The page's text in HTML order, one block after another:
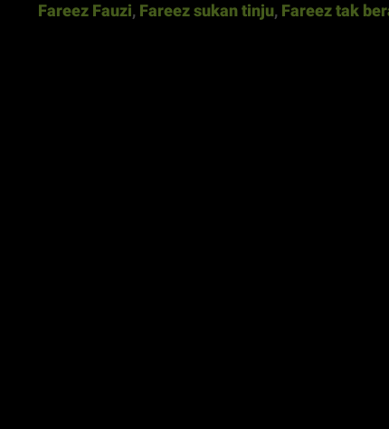
Fareez Fauzi, Fareez sukan tinju, Fareez tak